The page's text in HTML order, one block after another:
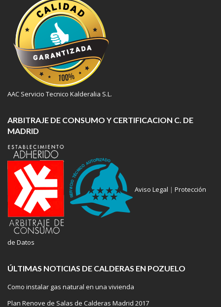
AAC Servicio Tecnico Kalderalia S.L.
ARBITRAJE DE CONSUMO Y CERTIFICACION C. DE
MADRID
Aviso Legal | Protección
de Datos
ÚLTIMAS NOTICIAS DE CALDERAS EN POZUELO
Como instalar gas natural en una vivienda
Plan Renove de Salas de Calderas Madrid 2017